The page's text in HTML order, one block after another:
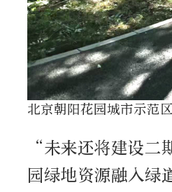
北京朝阳花园城市示范
“未来还将建设二
园绿地资源融入绿